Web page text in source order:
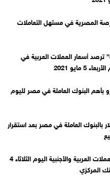
المصرية في مستهل التعاملات
ترصد أسعار العملات العربية في
مايو 2021
بأهم البنوك العاملة في مصر لليوم
بالبنوك العاملة في مصر بعد استقرار
تعرف على أسعار العملات العربية والأجنبية اليوم الثلاثاء 4